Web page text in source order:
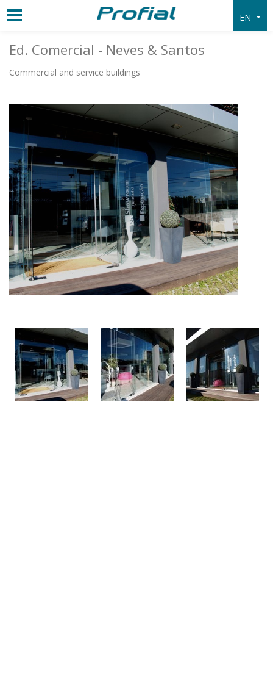
EN
Ed. Comercial - Neves & Santos
Commercial and service buildings